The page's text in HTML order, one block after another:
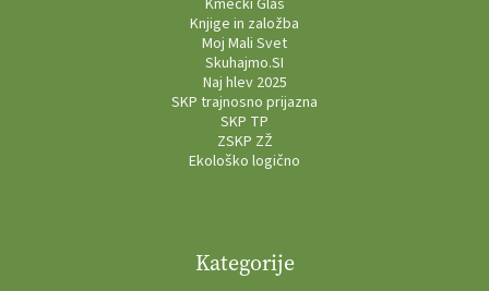
Knjige in založba
Moj Mali Svet
Skuhajmo.SI
Naj hlev 2025
SKP trajnosno prijazna
SKP TP
ZSKP ZŽ
Ekološko logično
Kategorije